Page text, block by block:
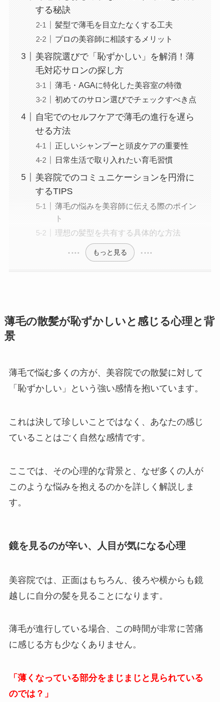
する秘訣
髪型で薄毛を目立たなくする工夫
プロの美容師に相談するメリット
美容院選びで「恥ずかしい」を解消！薄
毛対応サロンの探し方
薄毛・AGAに特化した美容室の特徴
初めてのサロン選びでチェックすべき点
自宅でのセルフケアで薄毛の進行を遅ら
せる方法
正しいシャンプーと頭皮ケアの重要性
日常生活で取り入れたい育毛習慣
美容院でのコミュニケーションを円滑に
するTIPS
薄毛の悩みを美容師に伝える際のポイン
ト
理想の髪型を共有する具体的な方法
もっと見る
薄毛の散髪が恥ずかしいと感じる心理と背
景
薄毛で悩む多くの方が、美容院での散髪に対して
「恥ずかしい」という強い感情を抱いています。
これは決して珍しいことではなく、あなたの感じ
ていることはごく自然な感情です。
ここでは、その心理的な背景と、なぜ多くの人が
このような悩みを抱えるのかを詳しく解説しま
す。
鏡を見るのが辛い、人目が気になる心理
美容院では、正面はもちろん、後ろや横からも鏡
越しに自分の髪を見ることになります。
薄毛が進行している場合、この時間が非常に苦痛
に感じる方も少なくありません。
「薄くなっている部分をまじまじと見られている
のでは？」